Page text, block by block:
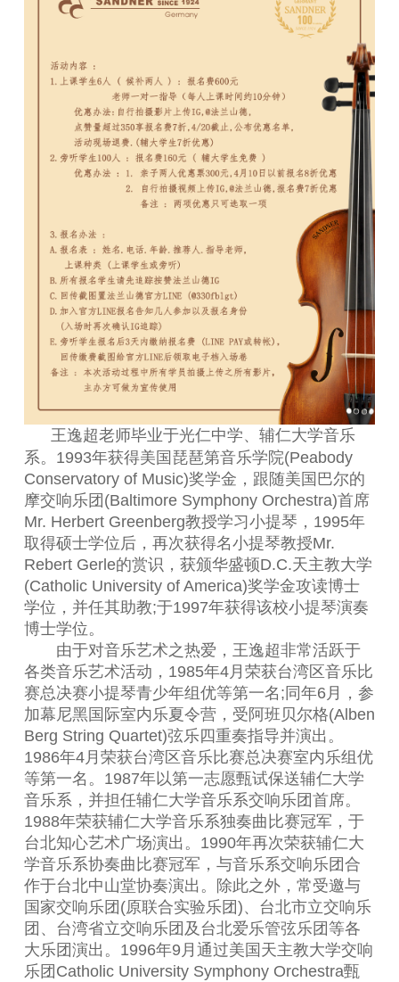
王逸超老师毕业于光仁中学、辅仁大学音乐
系。1993年获得美国琵琶第音乐学院(Peabody
Conservatory of Music)奖学金，跟随美国巴尔的
摩交响乐团(Baltimore Symphony Orchestra)首席
Mr. Herbert Greenberg教授学习小提琴，1995年
取得硕士学位后，再次获得名小提琴教授Mr.
Rebert Gerle的赏识，获颁华盛顿D.C.天主教大学
(Catholic University of America)奖学金攻读博士
学位，并任其助教;于1997年获得该校小提琴演奏
博士学位。
由于对音乐艺术之热爱，王逸超非常活跃于
各类音乐艺术活动，1985年4月荣获台湾区音乐比
赛总决赛小提琴青少年组优等第一名;同年6月，参
加幕尼黑国际室内乐夏令营，受阿班贝尔格(Alben
Berg String Quartet)弦乐四重奏指导并演出。
1986年4月荣获台湾区音乐比赛总决赛室内乐组优
等第一名。1987年以第一志愿甄试保送辅仁大学
音乐系，并担任辅仁大学音乐系交响乐团首席。
1988年荣获辅仁大学音乐系独奏曲比赛冠军，于
台北知心艺术广场演出。1990年再次荣获辅仁大
学音乐系协奏曲比赛冠军，与音乐系交响乐团合
作于台北中山堂协奏演出。除此之外，常受邀与
国家交响乐团(原联合实验乐团)、台北市立交响乐
团、台湾省立交响乐团及台北爱乐管弦乐团等各
大乐团演出。1996年9月通过美国天主教大学交响
乐团Catholic University Symphony Orchestra甄